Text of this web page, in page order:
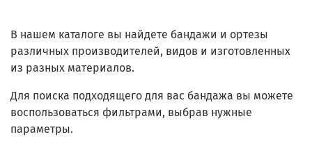
В нашем каталоге вы найдете бандажи и ортезы
различных производителей, видов и изготовленных
из разных материалов.
Для поиска подходящего для вас бандажа вы можете
воспользоваться фильтрами, выбрав нужные
параметры.